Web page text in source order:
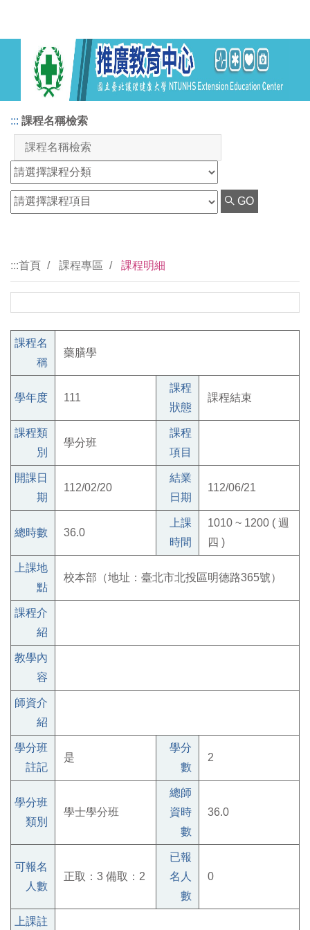
::: 課程名稱檢索
GO
:::首頁 課程專區 課程明細
課程名
稱
藥膳學
學年度 111
課程
狀態
課程結束
課程類
別
學分班
課程
項目
開課日
期
112/02/20
結業
日期
112/06/21
總時數 36.0
上課
時間
1010 ~ 1200 ( 週
四 )
上課地
點
校本部（地址：臺北市北投區明德路365號）
課程介
紹
教學內
容
師資介
紹
學分班
註記
是
學分
數
2
學分班
類別
學士學分班
總師
資時
數
36.0
可報名
人數
正取：3 備取：2
已報
名人
數
0
上課註